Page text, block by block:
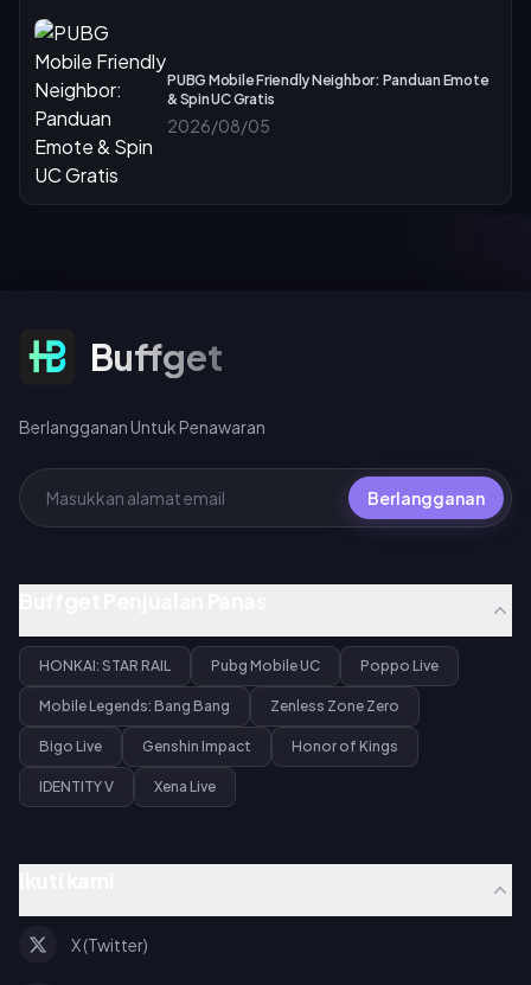
PUBG Mobile Friendly Neighbor: Panduan Emote
& Spin UC Gratis
2026/08/05
Berlangganan Untuk Penawaran
Buffget
Berlangganan Untuk Penawaran
Berlangganan
HONKAI: STAR RAIL Pubg Mobile UC Poppo Live
Mobile Legends: Bang Bang Zenless Zone Zero
Bigo Live Genshin Impact Honor of Kings
IDENTITY V Xena Live
X (Twitter)